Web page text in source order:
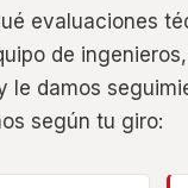
evaluaciones
de
damos
según tu giro: